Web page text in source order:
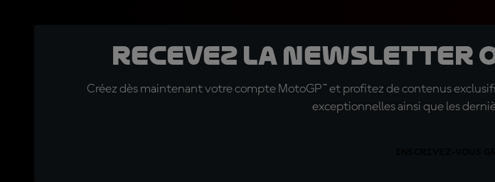
Recevez la Newsletter
Créez dès maintenant votre compte MotoGP™ et profitez de contenus
exceptionnelles ainsi que les